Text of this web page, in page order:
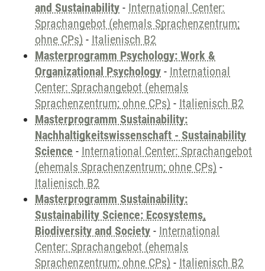
and Sustainability - International Center:
Sprachangebot (ehemals Sprachenzentrum;
ohne CPs) - Italienisch B2
Masterprogramm Psychology: Work &
Organizational Psychology - International
Center: Sprachangebot (ehemals
Sprachenzentrum; ohne CPs) - Italienisch B2
Masterprogramm Sustainability:
Nachhaltigkeitswissenschaft - Sustainability
Science - International Center: Sprachangebot
(ehemals Sprachenzentrum; ohne CPs) -
Italienisch B2
Masterprogramm Sustainability:
Sustainability Science: Ecosystems,
Biodiversity and Society - International
Center: Sprachangebot (ehemals
Sprachenzentrum; ohne CPs) - Italienisch B2